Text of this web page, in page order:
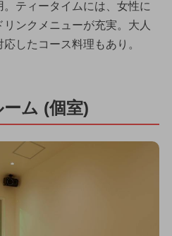
ティータイムには、女性に
ンクメニューが充実。大人
したコース料理もあり。
ム (個室)